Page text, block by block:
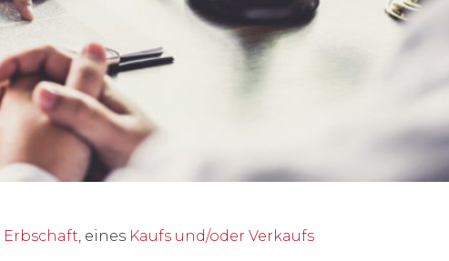
Erbschaft, eines Kaufs und/oder Verkaufs